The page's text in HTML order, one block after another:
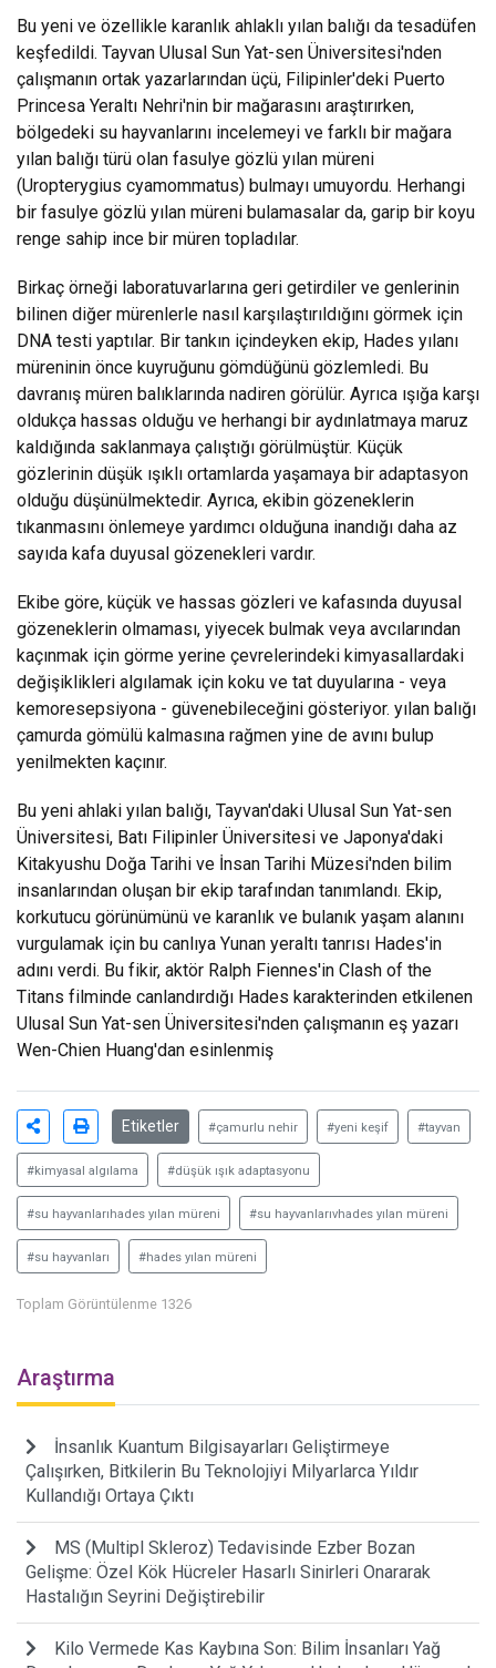
Bu yeni ve özellikle karanlık ahlaklı yılan balığı da tesadüfen
keşfedildi. Tayvan Ulusal Sun Yat-sen Üniversitesi'nden
çalışmanın ortak yazarlarından üçü, Filipinler'deki Puerto
Princesa Yeraltı Nehri'nin bir mağarasını araştırırken,
bölgedeki su hayvanlarını incelemeyi ve farklı bir mağara
yılan balığı türü olan fasulye gözlü yılan müreni
(Uropterygius cyamommatus) bulmayı umuyordu. Herhangi
bir fasulye gözlü yılan müreni bulamasalar da, garip bir koyu
renge sahip ince bir müren topladılar.
Birkaç örneği laboratuvarlarına geri getirdiler ve genlerinin
bilinen diğer mürenlerle nasıl karşılaştırıldığını görmek için
DNA testi yaptılar. Bir tankın içindeyken ekip, Hades yılanı
müreninin önce kuyruğunu gömdüğünü gözlemledi. Bu
davranış müren balıklarında nadiren görülür. Ayrıca ışığa karşı
oldukça hassas olduğu ve herhangi bir aydınlatmaya maruz
kaldığında saklanmaya çalıştığı görülmüştür. Küçük
gözlerinin düşük ışıklı ortamlarda yaşamaya bir adaptasyon
olduğu düşünülmektedir. Ayrıca, ekibin gözeneklerin
tıkanmasını önlemeye yardımcı olduğuna inandığı daha az
sayıda kafa duyusal gözenekleri vardır.
Ekibe göre, küçük ve hassas gözleri ve kafasında duyusal
gözeneklerin olmaması, yiyecek bulmak veya avcılarından
kaçınmak için görme yerine çevrelerindeki kimyasallardaki
değişiklikleri algılamak için koku ve tat duyularına - veya
kemoresepsiyona - güvenebileceğini gösteriyor. yılan balığı
çamurda gömülü kalmasına rağmen yine de avını bulup
yenilmekten kaçınır.
Bu yeni ahlaki yılan balığı, Tayvan'daki Ulusal Sun Yat-sen
Üniversitesi, Batı Filipinler Üniversitesi ve Japonya'daki
Kitakyushu Doğa Tarihi ve İnsan Tarihi Müzesi'nden bilim
insanlarından oluşan bir ekip tarafından tanımlandı. Ekip,
korkutucu görünümünü ve karanlık ve bulanık yaşam alanını
vurgulamak için bu canlıya Yunan yeraltı tanrısı Hades'in
adını verdi. Bu fikir, aktör Ralph Fiennes'in Clash of the
Titans filminde canlandırdığı Hades karakterinden etkilenen
Ulusal Sun Yat-sen Üniversitesi'nden çalışmanın eş yazarı
Wen-Chien Huang'dan esinlenmiş
Etiketler #çamurlu nehir #yeni keşif #tayvan
#kimyasal algılama #düşük ışık adaptasyonu
#su hayvanlarıhades yılan müreni #su hayvanlarıvhades yılan müreni
#su hayvanları #hades yılan müreni
Toplam Görüntülenme 1326
Araştırma
İnsanlık Kuantum Bilgisayarları Geliştirmeye
Çalışırken, Bitkilerin Bu Teknolojiyi Milyarlarca Yıldır
Kullandığı Ortaya Çıktı
MS (Multipl Skleroz) Tedavisinde Ezber Bozan
Gelişme: Özel Kök Hücreler Hasarlı Sinirleri Onararak
Hastalığın Seyrini Değiştirebilir
Kilo Vermede Kas Kaybına Son: Bilim İnsanları Yağ